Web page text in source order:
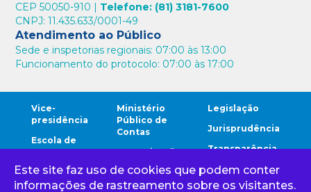
CEP 50050-910 | Telefone: (81) 3181-7600
CNPJ: 11.435.633/0001-49
Atendimento ao Público
Sede e inspetorias regionais: 07:00 às 13:00
Funcionamento do protocolo: 07:00 às 17:00
Vice-
presidência
Escola de
Contas
Ouvidoria
Ministério
Público de
Contas
Comunicação
Cidadão
Legislação
Jurisprudência
Transparência
Comunidade
TCE
Este site faz uso de cookies que podem conter
informações de rastreamento sobre os visitantes.